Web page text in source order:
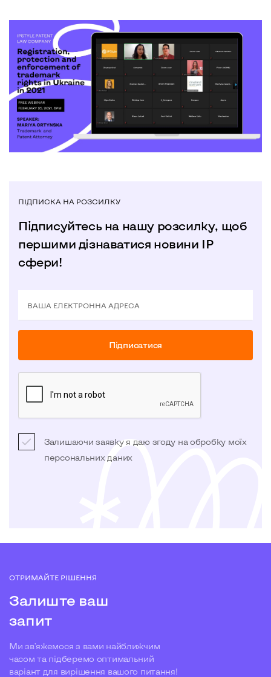
ПІДПИСКА НА РОЗСИЛКУ
Підписуйтесь на нашу розсилку, щоб
першими дізнаватися новини IP
сфери!
ВАША ЕЛЕКТРОННА АДРЕСА
Пiдписатися
Залишаючи заявку я даю згоду на обробку моїх
персональних даних
ОТРИМАЙТЕ РІШЕННЯ
Залиште ваш
запит
Ми зв'яжемося з вами найближчим
часом та підберемо оптимальний
варіант для вирішення вашого питання!